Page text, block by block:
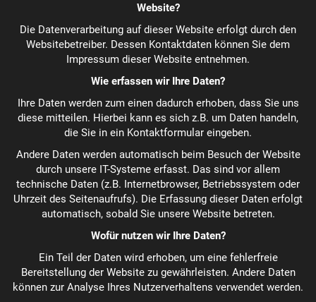
Website?
Die Datenverarbeitung auf dieser Website erfolgt durch den
Websitebetreiber. Dessen Kontaktdaten können Sie dem
Impressum dieser Website entnehmen.
Wie erfassen wir Ihre Daten?
Ihre Daten werden zum einen dadurch erhoben, dass Sie uns
diese mitteilen. Hierbei kann es sich z.B. um Daten handeln,
die Sie in ein Kontaktformular eingeben.
Andere Daten werden automatisch beim Besuch der Website
durch unsere IT-Systeme erfasst. Das sind vor allem
technische Daten (z.B. Internetbrowser, Betriebssystem oder
Uhrzeit des Seitenaufrufs). Die Erfassung dieser Daten erfolgt
automatisch, sobald Sie unsere Website betreten.
Wofür nutzen wir Ihre Daten?
Ein Teil der Daten wird erhoben, um eine fehlerfreie
Bereitstellung der Website zu gewährleisten. Andere Daten
können zur Analyse Ihres Nutzerverhaltens verwendet werden.